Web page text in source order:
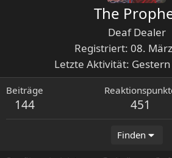
The
Deaf Dealer
Registriert 08.
Letzte Aktivität
Beiträge
144 451
Finden